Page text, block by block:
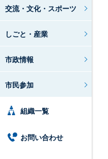
交流・文化・スポーツ
しごと・産業
市政情報
市民参加
組織一覧
お問い合わせ